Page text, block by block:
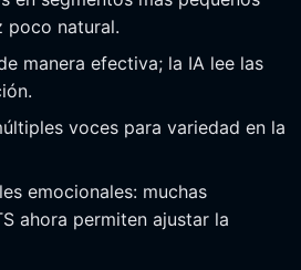
poco natural.
manera efectiva; la IA lee las
voces para variedad en la
emocionales: muchas
ahora permiten ajustar la